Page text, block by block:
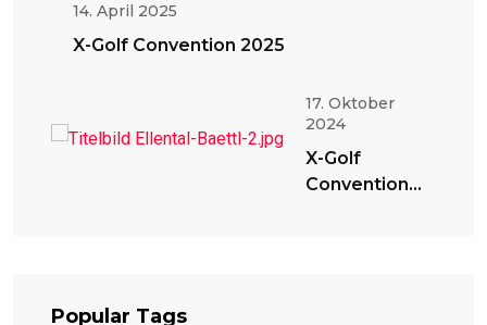
14. April 2025
X-Golf Convention 2025
17. Oktober
2024
X-Golf
Convention
Popular Tags